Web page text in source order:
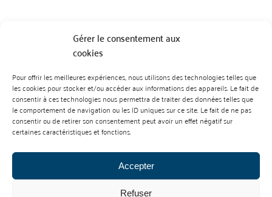
Gérer le consentement aux
cookies
Pour offrir les meilleures expériences, nous utilisons des technologies telles que
les cookies pour stocker et/ou accéder aux informations des appareils. Le fait de
consentir à ces technologies nous permettra de traiter des données telles que
le comportement de navigation ou les ID uniques sur ce site. Le fait de ne pas
consentir ou de retirer son consentement peut avoir un effet négatif sur
certaines caractéristiques et fonctions.
Accepter
Refuser
BP 70023 - 49610 JUIGNE SUR LOIRE
Tél :07 88 99 01 07